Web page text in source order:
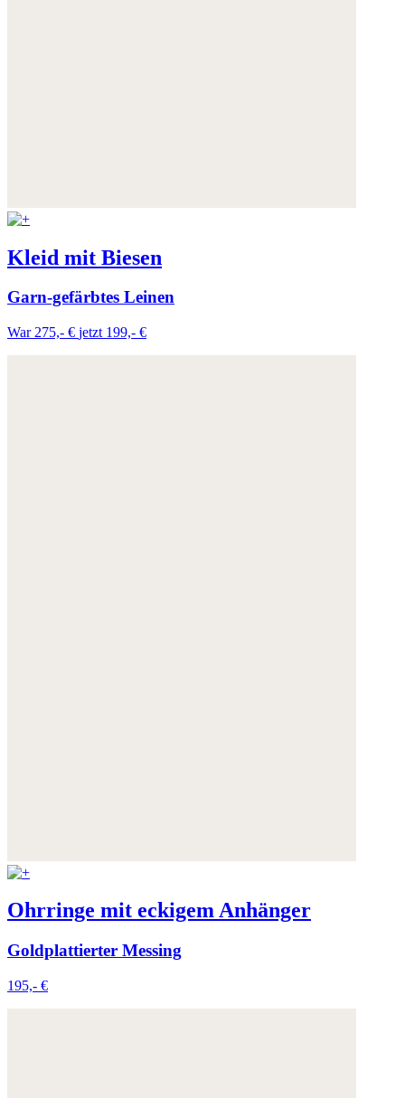
Kleid mit Biesen
Garn-gefärbtes Leinen
War 275,- € jetzt 199,- €
Ohrringe mit eckigem Anhänger
Goldplattierter Messing
195,- €